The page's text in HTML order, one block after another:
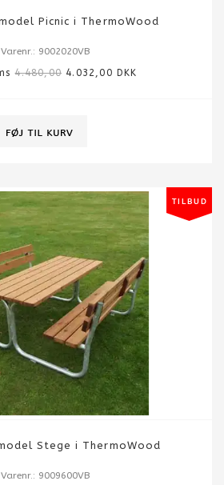
Picnic i ThermoWood
Varenr.: 9002020VB
4.480,00 4.032,00 DKK
Stege i ThermoWood
Varenr.: 9009600VB